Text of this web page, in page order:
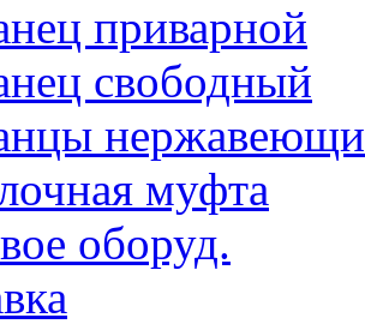
приварной
свободный
муфта
оборуд.